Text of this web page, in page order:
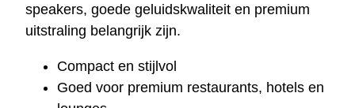
speakers, goede geluidskwaliteit en premium
uitstraling belangrijk zijn.
Compact en stijlvol
Goed voor premium restaurants, hotels en